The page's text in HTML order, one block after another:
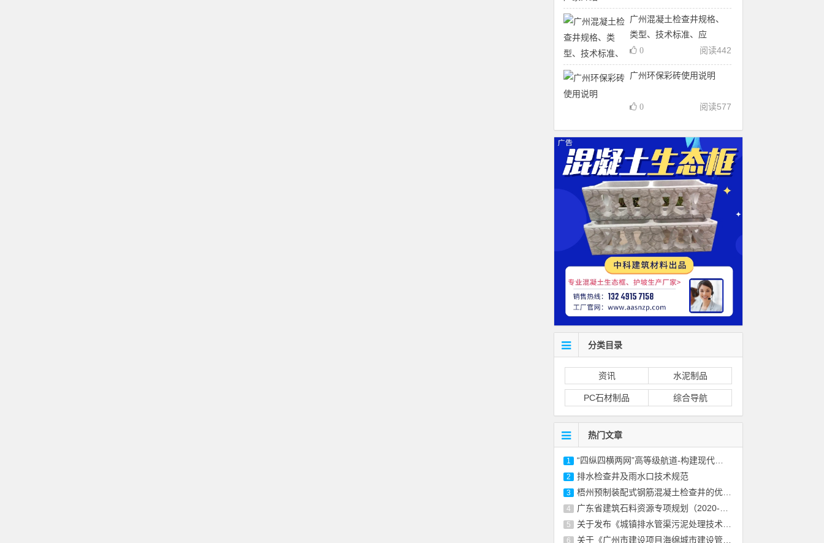
广州混凝土检查井规格、
类型、技术标准、应
阅读442
0
广州环保彩砖使用说明
阅读577
0
分类目录
资讯 水泥制品
PC石材制品 综合导航
热门文章
1 “四纵四横两网”高等级航道-构建现代化水
2 排水检查井及雨水口技术规范
3 梧州预制装配式钢筋混凝土检查井的优缺点
4 广东省建筑石料资源专项规划（2020-2030年）
5 关于发布《城镇排水管渠污泥处理技术规程》
6 关于《广州市建设项目海绵城市建设管控指标